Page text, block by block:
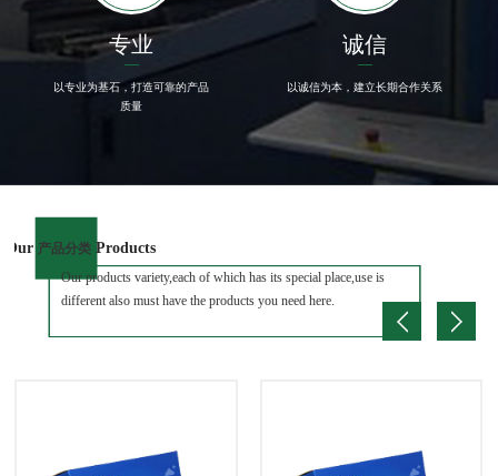
专业
以专业为基石，打造可靠的产品
质量
诚信
以诚信为本，建立长期合作关系
Our 产品分类 Products
Our products variety,each of which has its special place,use is
different also must have the products you need here.